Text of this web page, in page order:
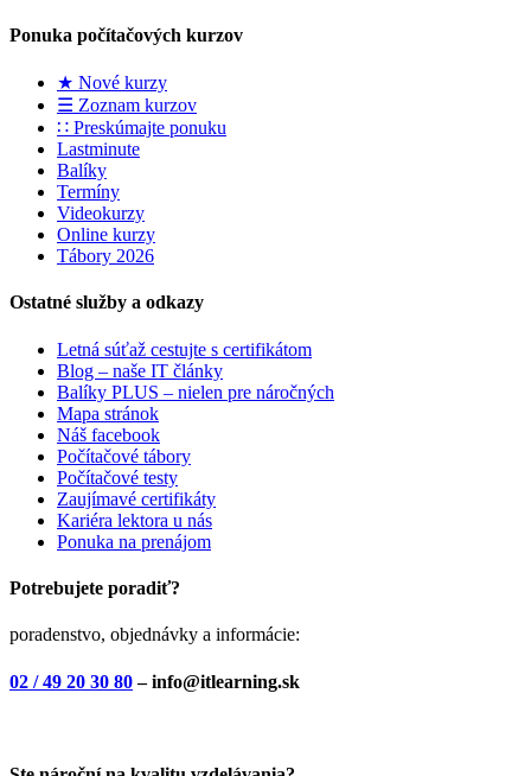
Ponuka počítačových kurzov
★ Nové kurzy
☰ Zoznam kurzov
∷ Preskúmajte ponuku
Lastminute
Balíky
Termíny
Videokurzy
Online kurzy
Tábory 2026
Ostatné služby a odkazy
Letná súťaž cestujte s certifikátom
Blog – naše IT články
Balíky PLUS – nielen pre náročných
Mapa stránok
Náš facebook
Počítačové tábory
Počítačové testy
Zaujímavé certifikáty
Kariéra lektora u nás
Ponuka na prenájom
Potrebujete poradiť?
poradenstvo, objednávky a informácie:
02 / 49 20 30 80– info@itlearning.sk